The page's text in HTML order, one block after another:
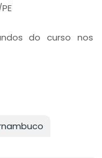
do curso nos